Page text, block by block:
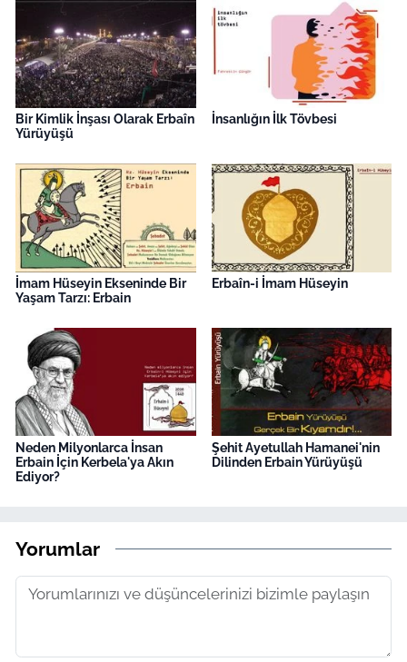
Bir Kimlik İnşası Olarak Erbaîn
Yürüyüşü
İnsanlığın İlk Tövbesi
İmam Hüseyin Ekseninde Bir
Yaşam Tarzı: Erbain
Erbaîn-i İmam Hüseyin
Neden Milyonlarca İnsan
Erbain İçin Kerbela'ya Akın
Ediyor?
Şehit Ayetullah Hamanei'nin
Dilinden Erbain Yürüyüşü
Yorumlar